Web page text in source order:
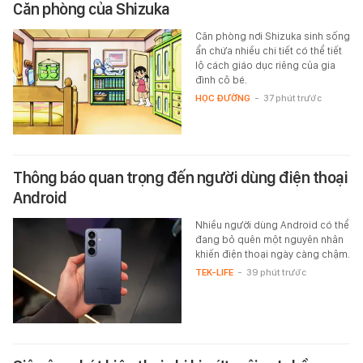
Căn phòng của Shizuka
Căn phòng nơi Shizuka sinh sống
ẩn chứa nhiều chi tiết có thể tiết
lộ cách giáo dục riêng của gia
đình cô bé.
HỌC ĐƯỜNG - 37 phút trước
Thông báo quan trọng đến người dùng điện thoại
Android
Nhiều người dùng Android có thể
đang bỏ quên một nguyên nhân
khiến điện thoại ngày càng chậm.
TEK-LIFE - 39 phút trước